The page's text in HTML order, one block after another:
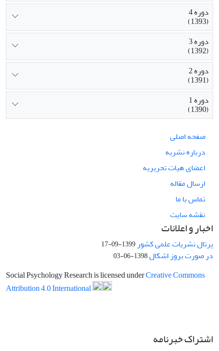
دوره 4
(1393)
دوره 3
(1392)
دوره 2
(1391)
دوره 1
(1390)
صفحه اصلی
درباره نشریه
اعضای هیات تحریریه
ارسال مقاله
تماس با ما
نقشه سایت
اخبار و اعلانات
پرتال نشریات علمی کشور 1399-09-17
در صورت بروز اشکال1398-06-03
Social Psychology Research is licensed underCreative Commons
Attribution 4.0 International
اشتراک خبرنامه